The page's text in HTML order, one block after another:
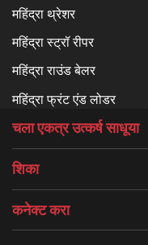
महिंद्रा थ्रेशर
महिंद्रा स्ट्रॉ रीपर
महिंद्रा राउंड बेलर
महिंद्रा फ्रंट एंड लोडर
चला एकत्र उत्कर्ष साधूया
शिका
कनेक्ट करा